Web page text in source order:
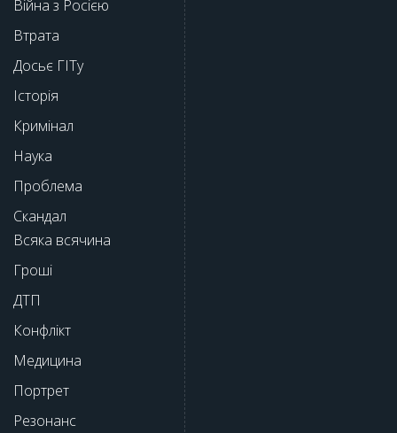
Війна з Росією
Втрата
Досьє ГІТу
Історія
Кримінал
Наука
Проблема
Скандал
Всяка всячина
Гроші
ДТП
Конфлікт
Медицина
Портрет
Резонанс